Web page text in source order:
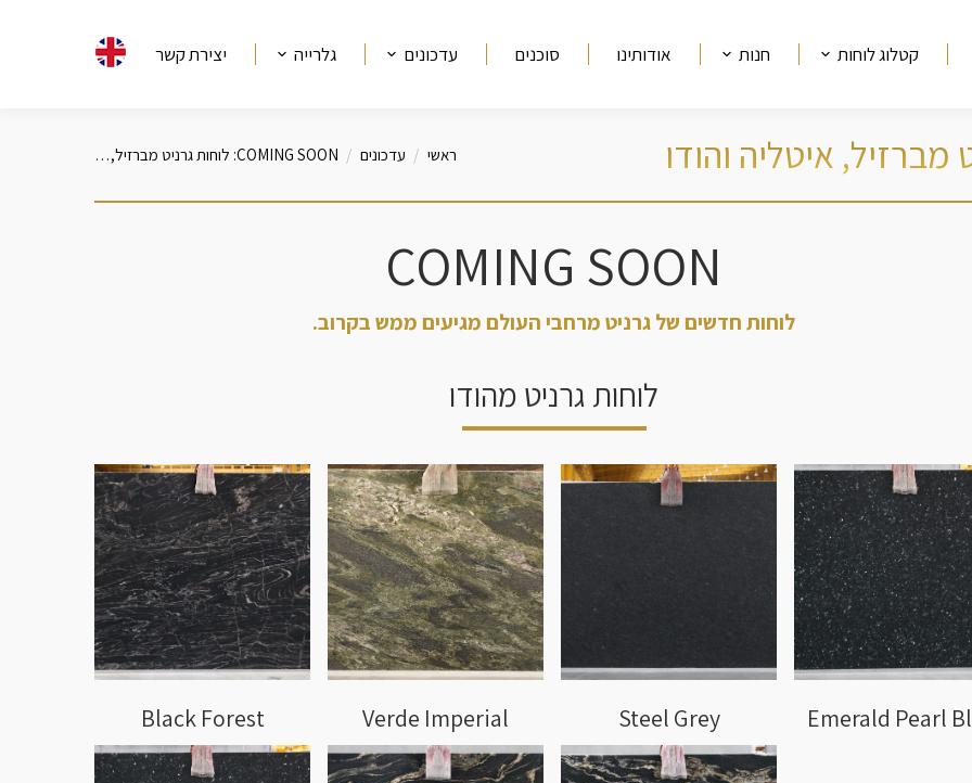
קטלוג לוחות חנות אודותינו סוכנים עדכונים גלרייה יצירת קשר
מיקומך כאןראשי עדכונים COMING SOON: לוחות גרניט מברזיל,…
COMING SOON
לוחות חדשים של גרניט מרחבי העולם מגיעים ממש בקרוב.
לוחות גרניט מהודו
Black Forest Verde Imperial Steel Grey Emerald Pearl